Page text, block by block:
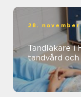
28.
Tandläkare i
tandvård och